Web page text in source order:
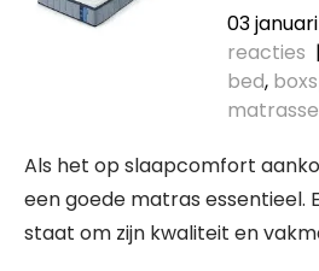
03
reacties |
bed,
Als het op slaapcomfort
een goede matras essentieel.
staat om zijn kwaliteit en